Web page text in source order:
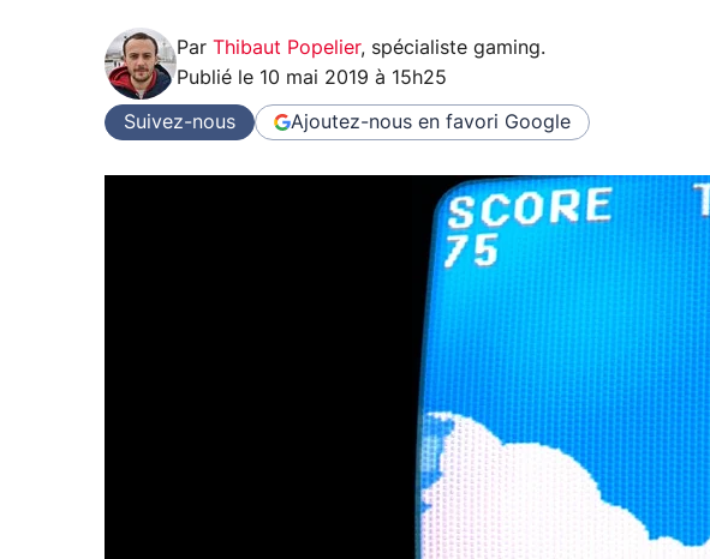
Par Thibaut Popelier, spécialiste gaming.
Publié le 10 mai 2019 à 15h25
Suivez-nous Ajoutez-nous en favori Google